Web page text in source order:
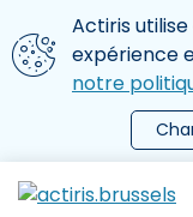
Aller au contenu
Nous utilisons
Actiris
expérience
notre
le menu